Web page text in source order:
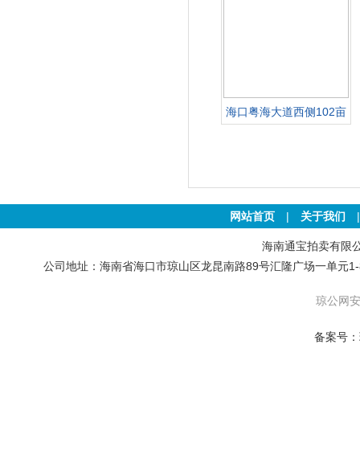
海口粤海大道西侧102亩
网站首页 | 关于我们
海南通宝拍卖有限
公司地址：海南省海口市琼山区龙昆南路89号汇隆广场一单
琼公网
备案号